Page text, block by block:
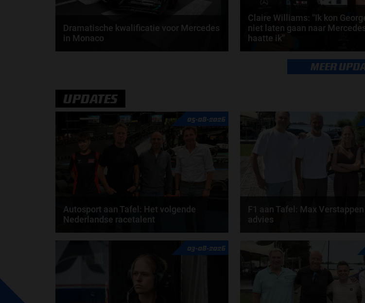
Dramatische kwalificatie voor Mercedes
in Monaco
doorCas van de Veerdonk
Claire Williams: ''Ik kon
niet laten gaan naar
haatte ik''
Voormalig Deputy Team Principal van
Claire Williams, heeft recent in de F1-
MEER
UPDATES
05-08-2026
Autosport aan Tafel: Het volgende
Nederlandse racetalent
Hoe klim je naar te top in de racewereld? Wat is er
nodig om alles uit je carrière te halen? En hoe...
de redactie van Grand Prix Radio
F1 aan Tafel: Max
advies
Max Verstappen adviseert Red Bull.
Russell weg bij Mercedes? En moet de
door de redactie van Grand Prix Radio
03-08-2026